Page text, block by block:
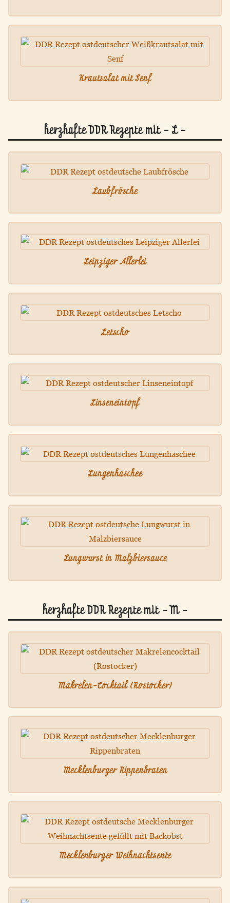
Krautsalat mit Senf
herzhafte DDR Rezepte mit - L -
Laubfrösche
Leipziger Allerlei
Letscho
Linseneintopf
Lungenhaschee
Lungwurst in Malzbiersauce
herzhafte DDR Rezepte mit - M -
Makrelen-Cocktail (Rostocker)
Mecklenburger Rippenbraten
Mecklenburger Weihnachtsente